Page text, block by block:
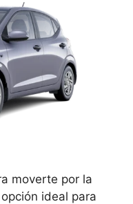
moverte por la
ideal para